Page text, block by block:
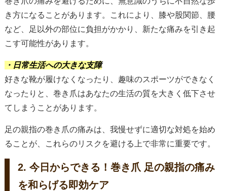
き方になることがあります。これにより、膝や股関節、腰
など、足以外の部位に負担がかかり、新たな痛みを引き起
こす可能性があります。
・日常生活への大きな支障
好きな靴が履けなくなったり、趣味のスポーツができなく
なったりと、巻き爪はあなたの生活の質を大きく低下させ
てしまうことがあります。
足の親指の巻き爪の痛みは、我慢せずに適切な対処を始め
ることが、これらのリスクを避ける上で非常に重要です。
2. 今日からできる！巻き爪 足の親指の痛み
を和らげる即効ケア